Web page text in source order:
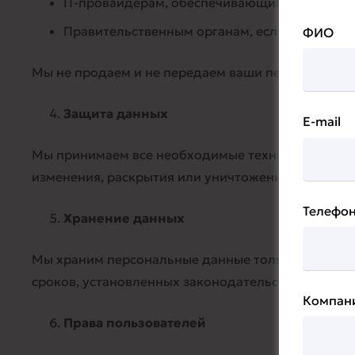
Правительственным органам, если это
Мы не продаем и не передаем ваши
Защита данных
Мы принимаем все необходимые технические и
изменения, раскрытия или уничтожения.
Хранение данных
Мы храним персональные данные только на
сроков, установленных законодательством.
Права пользователей
ФИО
E-mail
Телефон